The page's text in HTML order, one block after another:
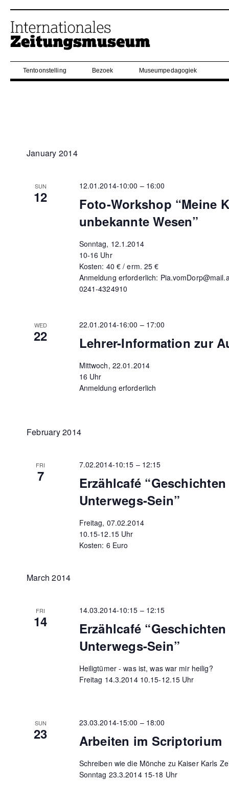
Tentoonstelling Bezoek Museumpedagogiek
January 2014
SUN
12
Foto-Workshop “Meine
unbekannte Wesen”
12.01.2014-10:00 – 16:00
Sonntag, 12.1.2014
10-16 Uhr
Kosten: 40 € / erm. 25 €
Anmeldung erforderlich:
0241-4324910
WED
22 Lehrer-Information zur
22.01.2014-16:00 – 17:00
Mittwoch, 22.01.2014
16 Uhr
Anmeldung erforderlich
February 2014
FRI
7
Erzählcafé
Unterwegs-Sein”
7.02.2014-10:15 – 12:15
Freitag, 07.02.2014
10.15-12.15 Uhr
Kosten: 6 Euro
March 2014
FRI
14
Erzählcafé
Unterwegs-Sein”
14.03.2014-10:15 – 12:15
Heiligtümer - was ist, was war mir heilig?
Freitag 14.3.2014 10.15-12.15 Uhr
SUN
23 Arbeiten im Scriptorium
23.03.2014-15:00 – 18:00
Schreiben wie die Mönche zu Kaiser Karls
Sonntag 23.3.2014 15-18 Uhr